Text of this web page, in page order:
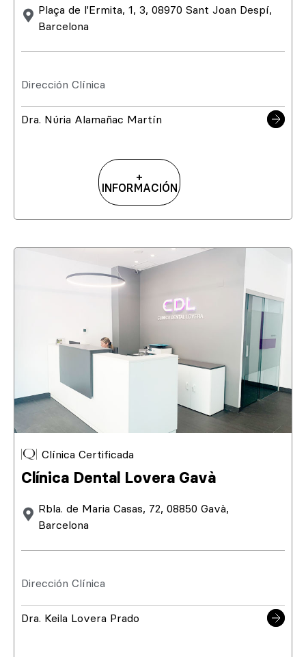
Plaça de l'Ermita, 1, 3, 08970 Sant Joan Despí,
Barcelona
Dirección Clínica
Dra. Núria Alamañac Martín
+
INFORMACIÓN
Clínica Certificada
Clínica Dental Lovera Gavà
Rbla. de Maria Casas, 72, 08850 Gavà,
Barcelona
Dirección Clínica
Dra. Keila Lovera Prado